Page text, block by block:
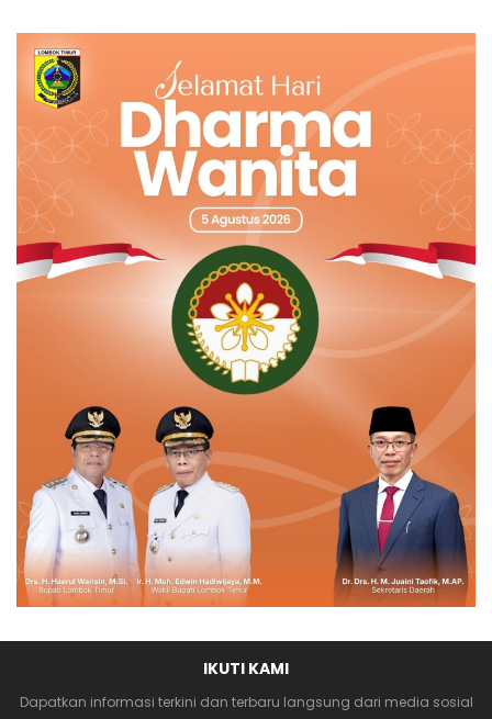
IKUTI KAMI
Dapatkan informasi terkini dan terbaru langsung dari media sosial